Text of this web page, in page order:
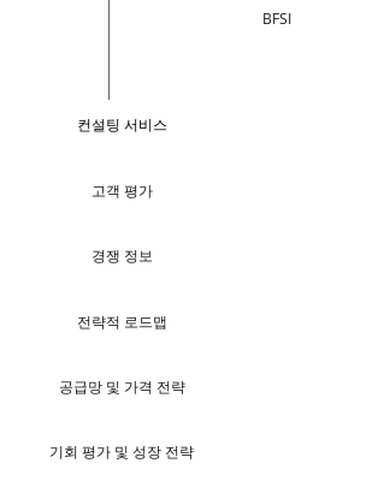
BFSI
컨설팅 서비스
고객 평가
경쟁 정보
전략적 로드맵
공급망 및 가격 전략
기회 평가 및 성장 전략